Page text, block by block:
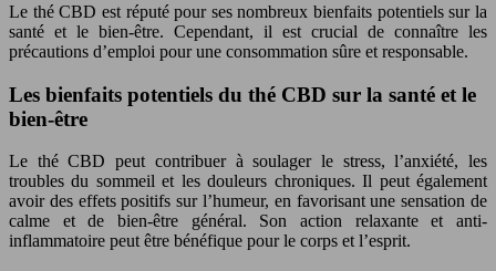
Le thé CBD est réputé pour ses nombreux bienfaits potentiels sur la
santé et le bien-être. Cependant, il est crucial de connaître les
précautions d’emploi pour une consommation sûre et responsable.
Les bienfaits potentiels du thé CBD sur la santé et le
bien-être
Le thé CBD peut contribuer à soulager le stress, l’anxiété, les
troubles du sommeil et les douleurs chroniques. Il peut également
avoir des effets positifs sur l’humeur, en favorisant une sensation de
calme et de bien-être général. Son action relaxante et anti-
inflammatoire peut être bénéfique pour le corps et l’esprit.